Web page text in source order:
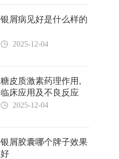
银屑病见好是什么样的
2025-12-04
糖皮质激素药理作用,
临床应用及不良反应
2025-12-04
银屑胶囊哪个牌子效果
好